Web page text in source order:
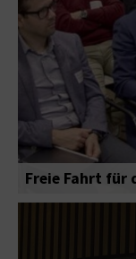
Freie Fahrt